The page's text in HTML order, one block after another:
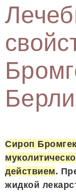
Сироп
действием.
жидкой